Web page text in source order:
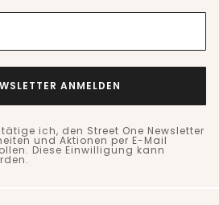
ANMELDEN
ich, den Street One Newsletter
und Aktionen per E-Mail
Diese Einwilligung kann